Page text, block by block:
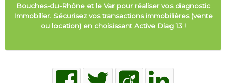
Bouches-du-Rhône et le Var pour réaliser vos diagnostic
Immobilier. Sécurisez vos transactions immobilières (vente
ou location) en choisissant Active Diag 13 !